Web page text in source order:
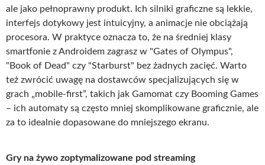
ale jako pełnoprawny produkt. Ich silniki graficzne są lekkie,
interfejs dotykowy jest intuicyjny, a animacje nie obciążają
procesora. W praktyce oznacza to, że na średniej klasy
smartfonie z Androidem zagrasz w "Gates of Olympus",
"Book of Dead" czy "Starburst" bez żadnych zacięć. Warto
też zwrócić uwagę na dostawców specjalizujących się w
grach „mobile-first”, takich jak Gamomat czy Booming Games
– ich automaty są często mniej skomplikowane graficznie, ale
za to idealnie dopasowane do mniejszego ekranu.
Gry na żywo zoptymalizowane pod streaming